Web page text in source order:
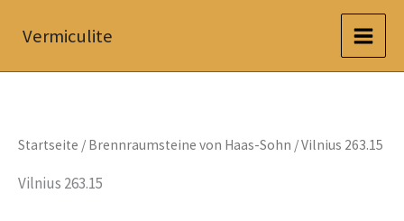
InhaltVermiculite
Startseite / Brennraumsteine von Haas-Sohn / Vilnius 263.15
Vilnius 263.15